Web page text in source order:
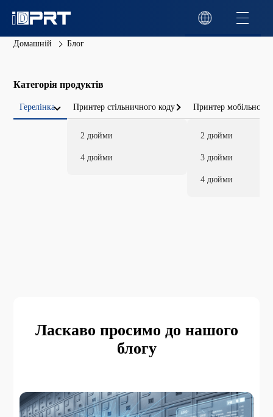
Домашній Блог
Категорія продуктів
Герелінка Принтер стільничного коду
2 дюйми
4 дюйми
Принтер мобільного
2 дюйми
3 дюйми
4 дюйми
Ласкаво просимо до нашого
блогу